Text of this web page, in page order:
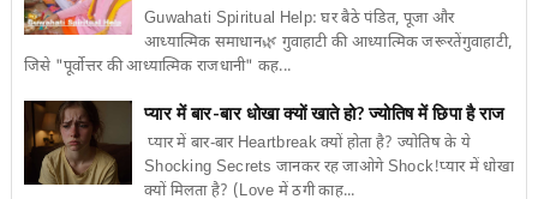
Guwahati Spiritual Help: घर बैठे पंडित, पूजा और
आध्यात्मिक समाधान🌿 गुवाहाटी की आध्यात्मिक जरूरतेंगुवाहाटी,
जिसे "पूर्वोत्तर की आध्यात्मिक राजधानी" कह...
प्यार में बार-बार धोखा क्यों खाते हो? ज्योतिष में छिपा है राज
प्यार में बार-बार Heartbreak क्यों होता है? ज्योतिष के ये
Shocking Secrets जानकर रह जाओगे Shock!प्यार में धोखा
क्यों मिलता है? (Love में ठगी काह...